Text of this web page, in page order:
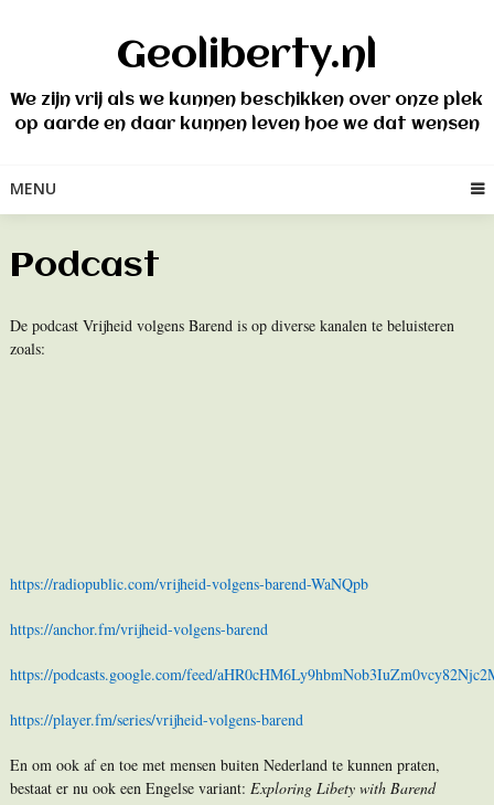
Geoliberty.nl
We zijn vrij als we kunnen beschikken over onze plek
op aarde en daar kunnen leven hoe we dat wensen
MENU
Podcast
De podcast Vrijheid volgens Barend is op diverse kanalen te beluisteren
zoals:
https://radiopublic.com/vrijheid-volgens-barend-WaNQpb
https://anchor.fm/vrijheid-volgens-barend
https://podcasts.google.com/feed/
https://player.fm/series/vrijheid-volgens-barend
En om ook af en toe met mensen buiten Nederland te kunnen praten,
bestaat er nu ook een Engelse variant: Exploring Libety with Barend